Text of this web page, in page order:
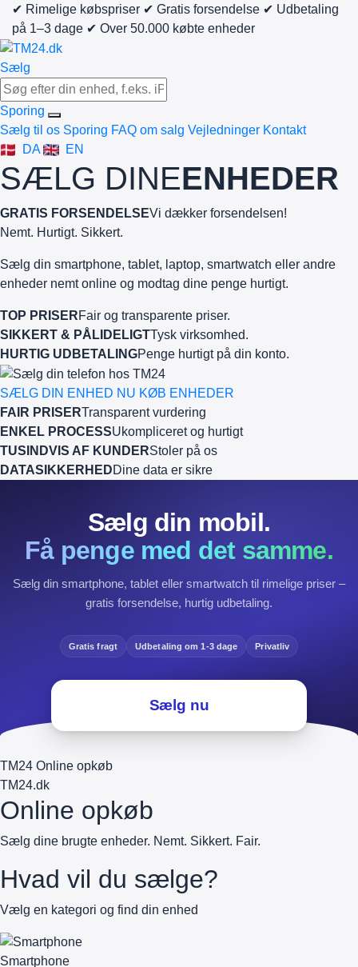
✔ Rimelige købspriser ✔ Gratis forsendelse ✔ Udbetaling
på 1–3 dage ✔ Over 50.000 købte enheder
Sælg
Sporing
Sælg til os Sporing FAQ om salg Vejledninger Kontakt
DA
EN
SÆLG DINEENHEDER
GRATIS FORSENDELSEVi dækker forsendelsen!
Nemt. Hurtigt. Sikkert.
Sælg din smartphone, tablet, laptop, smartwatch eller andre
enheder nemt online og modtag dine penge hurtigt.
TOP PRISERFair og transparente priser.
SIKKERT & PÅLIDELIGTTysk virksomhed.
HURTIG UDBETALINGPenge hurtigt på din konto.
SÆLG DIN ENHED NU KØB ENHEDER
FAIR PRISERTransparent vurdering
ENKEL PROCESSUkompliceret og hurtigt
TUSINDVIS AF KUNDERStoler på os
DATASIKKERHEDDine data er sikre
Sælg din mobil.
Få penge med det samme.
Sælg din smartphone, tablet eller smartwatch til rimelige priser –
gratis forsendelse, hurtig udbetaling.
Gratis fragt Udbetaling om 1-3 dage Privatliv
Sælg nu
TM24 Online opkøb
TM24.dk
Online opkøb
Sælg dine brugte enheder. Nemt. Sikkert. Fair.
Hvad vil du sælge?
Vælg en kategori og find din enhed
Smartphone